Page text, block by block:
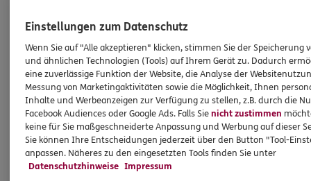
Sichern Sie sich jetzt einen 100€
Gutschein
* bei Abschluss
Risikohinweise: Der Wert der Fondsanteile
und deren Erträge können sowohl steigen
als auch fallen. Und es besteht die
Möglichkeit, dass Sie am Ende der
Ansparphase bei einer Rückgabe von
Anteilen nicht den vollen investierten
Betrag zurückerhalten. Fonds unterliegen
zudem den allgemeinen Markt- und
Einstellungen zum Datenschutz
Wenn Sie auf "Alle akzeptieren" klicken, stimmen Sie der Speicherung
und ähnlichen Technologien (Tools) auf Ihrem Gerät zu. Dadurch
eine zuverlässige Funktion der Website, die Analyse der
Messung von Marketingaktivitäten sowie die Möglichkeit, Ihnen
Inhalte und Werbeanzeigen zur Verfügung zu stellen, z.B. durch die
Facebook Audiences oder Google Ads. Falls Sienicht zustimmen
keine für Sie maßgeschneiderte Anpassung und Werbung auf dieser
Sie können Ihre Entscheidungen jederzeit über den Button "Tool-
anpassen. Näheres zu den eingesetzten Tools finden Sie unter
Datenschutzhinweise Impressum